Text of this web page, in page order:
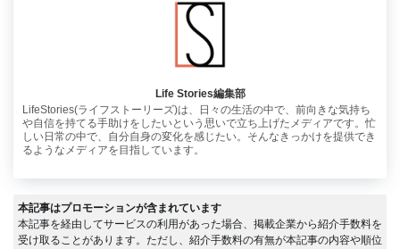
Life Stories編集部
LifeStories(ライフストーリーズ)は、日々の生活の中で、前向きな気持ち
や自信を持てる手助けをしたいという思いで立ち上げたメディアです。忙
しい日常の中で、自分自身の変化を感じたい。そんなきっかけを提供でき
るようなメディアを目指しています。
本記事はプロモーションが含まれています
本記事を経由してサービスの利用があった場合、掲載企業から紹介手数料を
受け取ることがあります。ただし、紹介手数料の有無が本記事の内容や順位